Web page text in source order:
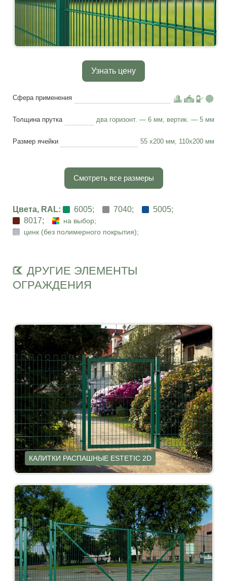
Узнать цену
Сфера применения
Толщина прутка два горизонт. — 6 мм, вертик. — 5 мм
Размер ячейки 55 х200 мм, 110х200 мм
Смотреть все размеры
Цвета, RAL: 6005; 7040;
5005;
8017;
на выбор;
цинк (без полимерного покрытия);
ДРУГИЕ ЭЛЕМЕНТЫ
ОГРАЖДЕНИЯ
КАЛИТКИ РАСПАШНЫЕ ESTETIC 2D